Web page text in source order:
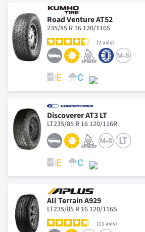
Road Venture AT52
235/85 R 16 120/116S
2 avis
Discoverer AT3 LT
LT235/85 R 16 120/116R
All Terrain A929
LT235/85 R 16 120/116S
11 avis